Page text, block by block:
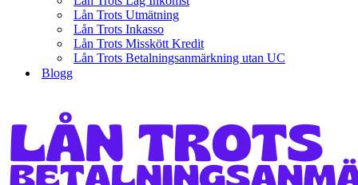
Lån Trots Utmätning
Lån Trots Inkasso
Lån Trots Misskött Kredit
Lån Trots Betalningsanmärkning utan UC
Blogg